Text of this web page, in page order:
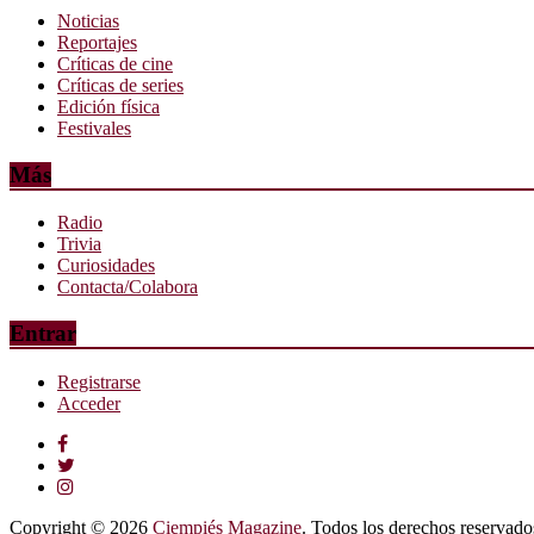
Noticias
Reportajes
Críticas de cine
Críticas de series
Edición física
Festivales
Más
Radio
Trivia
Curiosidades
Contacta/Colabora
Entrar
Registrarse
Acceder
Copyright © 2026 Ciempiés Magazine. Todos los derechos